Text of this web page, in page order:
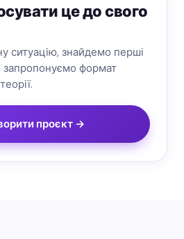
це до свого
ситуацію, знайдемо перші
запропонуємо формат
проєкт →